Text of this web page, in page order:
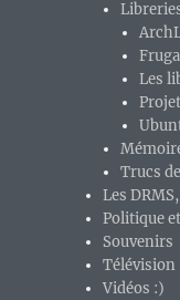
Les
Trucs
Les
Politique
Souvenirs
Télévision
Vidéos :)